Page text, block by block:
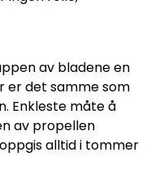
av bladene en
er det samme som
Enkleste måte å
av propellen
alltid i tommer